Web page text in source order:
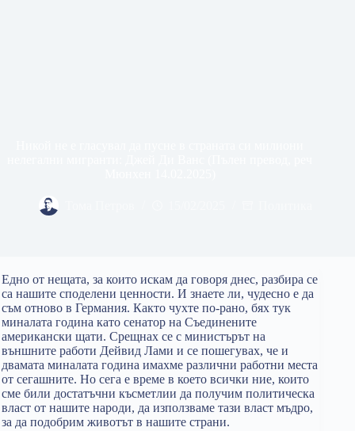
Едно от нещата, за които искам да говоря днес, разбира се
са нашите споделени ценности. И знаете ли, чудесно е да
съм отново в Германия. Както чухте по-рано, бях тук
миналата година като сенатор на Съединените
американски щати. Срещнах се с министърът на
външните работи Дейвид Лами и се пошегувах, че и
двамата миналата година имахме различни работни места
от сегашните. Но сега е време в което всички ние, които
сме били достатъчни късметлии да получим политическа
власт от нашите народи, да използваме тази власт мъдро,
за да подобрим животът в нашите страни.